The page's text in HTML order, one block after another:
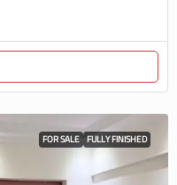
FOR SALE FULLY FINISHED